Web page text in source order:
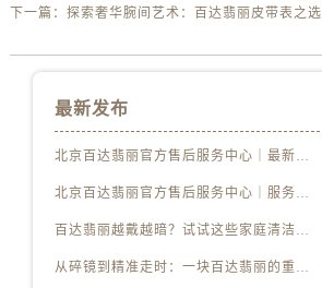
下一篇： 探索奢华腕间艺术：百达翡丽皮带表之选
最新发布
北京百达翡丽官方售后服务中心｜最新电话及地址权威信息公示（2026年6月最新）
北京百达翡丽官方售后服务中心｜服务热线及办公地址权威信息公示（2026年6月最新）
百达翡丽越戴越暗？试试这些家庭清洁妙招
从碎镜到精准走时：一块百达翡丽的重生之路